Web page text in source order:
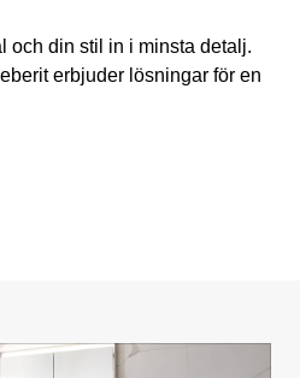
och din stil in i minsta detalj.
erbjuder lösningar för en